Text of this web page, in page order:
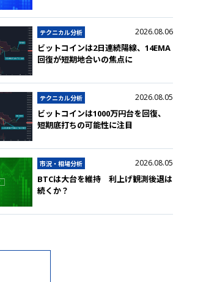
テクニカル分析 2026.08.06
ビットコインは2日連続陽線、14EMA
回復が短期地合いの焦点に
テクニカル分析 2026.08.05
ビットコインは1000万円台を回復、
短期底打ちの可能性に注目
市況・相場分析 2026.08.05
BTCは大台を維持 利上げ観測後退は
続くか？